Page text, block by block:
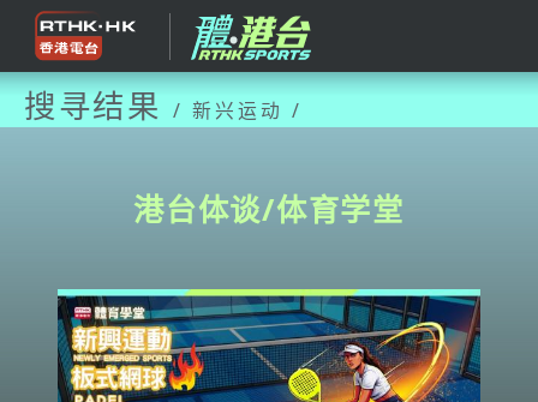
搜寻结果 / 新兴运动 /
港台体谈/体育学堂